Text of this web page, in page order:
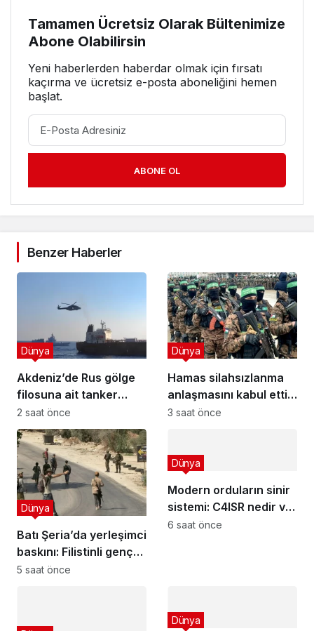
Tamamen Ücretsiz Olarak Bültenimize
Abone Olabilirsin
Yeni haberlerden haberdar olmak için fırsatı
kaçırma ve ücretsiz e-posta aboneliğini hemen
başlat.
ABONE OL
Benzer Haberler
Akdeniz’de Rus gölge
filosuna ait tanker
helikopterle basıldı
Dünya
2 saat önce
Hamas silahsızlanma
anlaşmasını kabul etti,
zorluklar neler?
Dünya
3 saat önce
Batı Şeria’da yerleşimci
baskını: Filistinli genç
vuruldu!
Dünya
5 saat önce
Modern orduların sinir
sistemi: C4ISR nedir ve
nasıl çalışır?
Dünya
6 saat önce
Dünya